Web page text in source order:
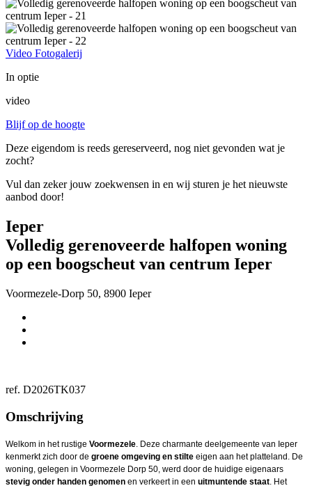
Video Fotogalerij
In optie
video
Blijf op de hoogte
Deze eigendom is reeds gereserveerd, nog niet gevonden wat je
zocht?
Vul dan zeker jouw zoekwensen in en wij sturen je het nieuwste
aanbod door!
Ieper
Volledig gerenoveerde halfopen woning
op een boogscheut van centrum Ieper
Voormezele-Dorp 50, 8900 Ieper
ref. D2026TK037
Omschrijving
Welkom in het rustige Voormezele. Deze charmante deelgemeente van Ieper
kenmerkt zich door de groene omgeving en stilte eigen aan het platteland. De
woning, gelegen in Voormezele Dorp 50, werd door de huidige eigenaars
stevig onder handen genomen en verkeert in een uitmuntende staat. Het